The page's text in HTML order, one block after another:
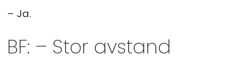
– Ja.
BF: – Stor avstand